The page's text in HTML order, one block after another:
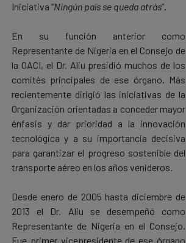
Iniciativa “Ningún país se queda atrás”.
En su función anterior como
Representante de Nigeria en el Consejo de
la OACI, el Dr. Aliu presidió muchos de los
comités principales de ese órgano. Más
recientemente dirigió las iniciativas de la
Organización orientadas a conceder mayor
énfasis y dar prioridad a la innovación
tecnológica y a su importancia decisiva
para garantizar el progreso sostenible del
transporte aéreo en los años venideros.
Desde enero de 2005 hasta diciembre de
2013 el Dr. Aliu se desempeñó como
Representante de Nigeria en el Consejo.
Fue primer vicepresidente de ese órgano